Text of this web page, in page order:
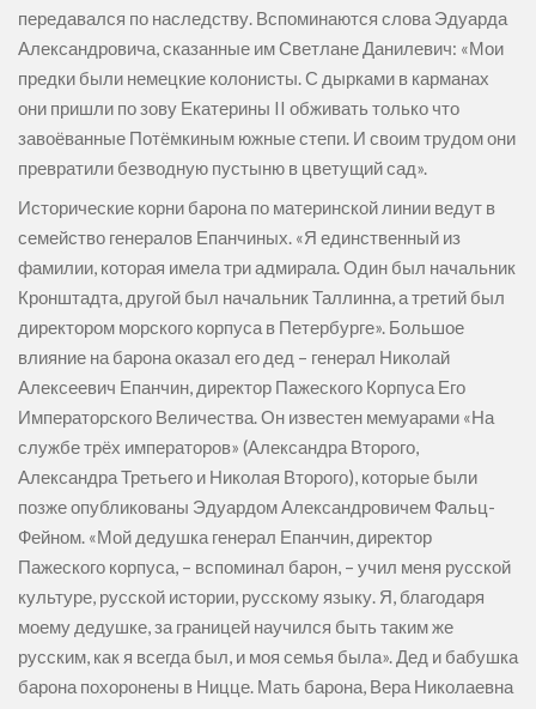
передавался по наследству. Вспоминаются слова Эдуарда
Александровича, сказанные им Светлане Данилевич: «Мои
предки были немецкие колонисты. С дырками в карманах
они пришли по зову Екатерины II обживать только что
завоёванные Потёмкиным южные степи. И своим трудом они
превратили безводную пустыню в цветущий сад».
Исторические корни барона по материнской линии ведут в
семейство генералов Епанчиных. «Я единственный из
фамилии, которая имела три адмирала. Один был начальник
Кронштадта, другой был начальник Таллинна, а третий был
директором морского корпуса в Петербурге». Большое
влияние на барона оказал его дед – генерал Николай
Алексеевич Епанчин, директор Пажеского Корпуса Его
Императорского Величества. Он известен мемуарами «На
службе трёх императоров» (Александра Второго,
Александра Третьего и Николая Второго), которые были
позже опубликованы Эдуардом Александровичем Фальц-
Фейном. «Мой дедушка генерал Епанчин, директор
Пажеского корпуса, – вспоминал барон, – учил меня русской
культуре, русской истории, русскому языку. Я, благодаря
моему дедушке, за границей научился быть таким же
русским, как я всегда был, и моя семья была». Дед и бабушка
барона похоронены в Ницце. Мать барона, Вера Николаевна